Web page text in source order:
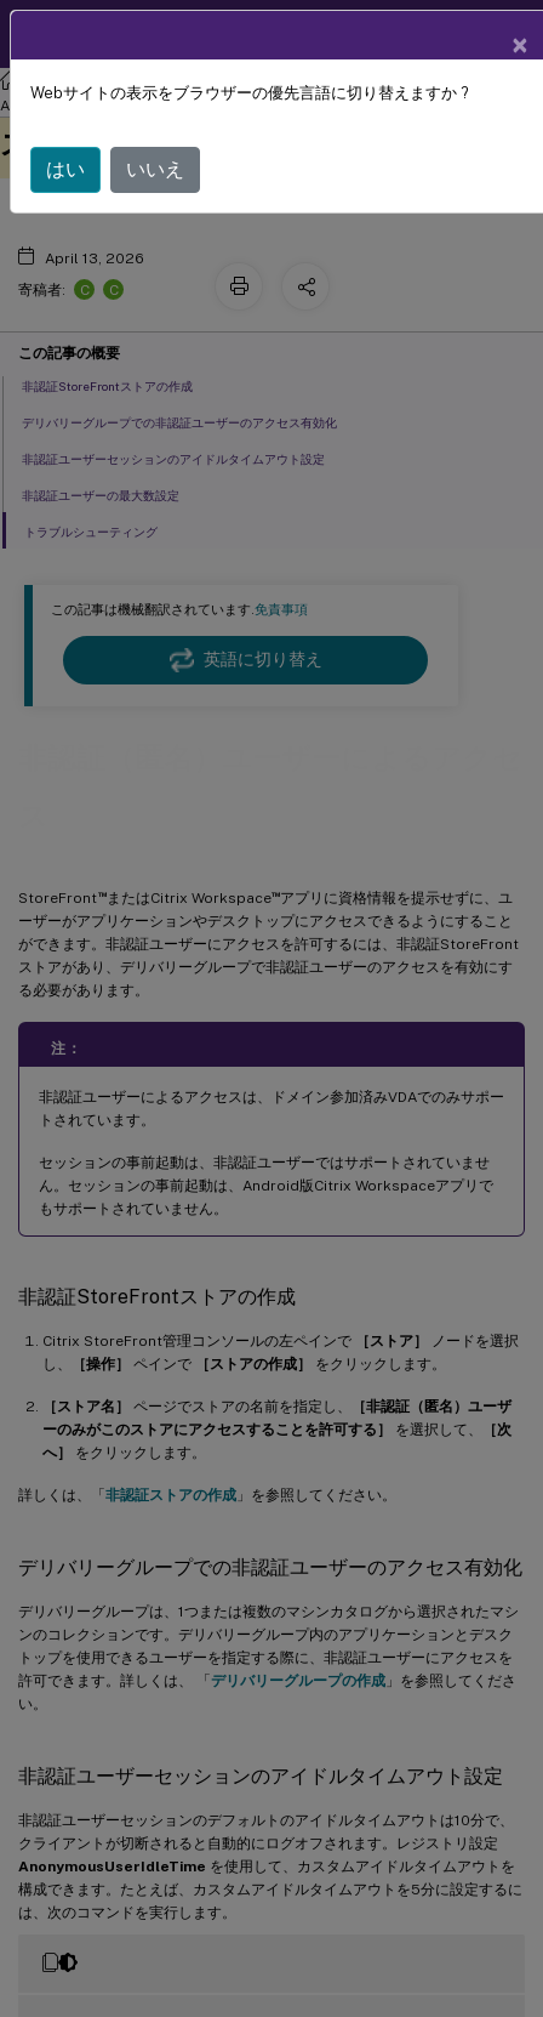
リナックス バーチャル デリバリー エージェント
Linux Virtual Delivery
Agent 2308
この記事は機械翻訳されています.免責事項
英語に切り替え
StoreFront™またはCitrix Workspace™アプリに資格情報を提示せずに、ユ
ーザーがアプリケーションやデスクトップにアクセスできるようにすること
ができます。非認証ユーザーにアクセスを許可するには、非認証StoreFront
ストアがあり、デリバリーグループで非認証ユーザーのアクセスを有効にす
る必要があります。
注：
非認証ユーザーによるアクセスは、ドメイン参加済みVDAでのみサポー
トされています。
セッションの事前起動は、非認証ユーザーではサポートされていませ
ん。セッションの事前起動は、Android版Citrix Workspaceアプリで
もサポートされていません。
非認証StoreFrontストアの作成
Citrix StoreFront管理コンソールの左ペインで ［ストア］
ノードを選択
し、
［操作］ ペインで ［ストアの作成］ をクリックします。
［ストア名］ ページでストアの名前を指定し、
［非認証（匿名）ユーザ
ーのみがこのストアにアクセスすることを許可する］
を選択して、
［次
へ］
をクリックします。
詳しくは、「非認証ストアの作成 」を参照してください。
デリバリーグループでの非認証ユーザーのアクセス有効化
デリバリーグループは、1つまたは複数のマシンカタログから選択されたマシ
ンのコレクションです。デリバリーグループ内のアプリケーションとデスク
トップを使用できるユーザーを指定する際に、非認証ユーザーにアクセスを
許可できます。詳しくは、 「デリバリーグループの作成 」を参照してくださ
い。
非認証ユーザーセッションのアイドルタイムアウト設定
非認証ユーザーセッションのデフォルトのアイドルタイムアウトは10分で、
クライアントが切断されると自動的にログオフされます。レジストリ設定
AnonymousUserIdleTime を使用して、カスタムアイドルタイムアウトを
構成できます。たとえば、カスタムアイドルタイムアウトを5分に設定するに
は、次のコマンドを実行します。
翻訳されています。
非認証（匿名）ユーザーによるアクセ
ス
April 13, 2026
寄稿者:
C C
この記事の概要
非認証StoreFrontストアの作成
デリバリーグループでの非認証ユーザーのアクセス有効化
非認証ユーザーセッションのアイドルタイムアウト設定
非認証ユーザーの最大数設定
トラブルシューティング
×
Webサイトの表示をブラウザーの優先言語に切り替えますか ?
はい いいえ